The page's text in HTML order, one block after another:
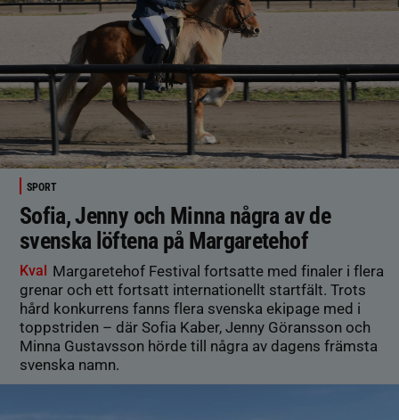
SPORT
Sofia, Jenny och Minna några av de
svenska löftena på Margaretehof
Kval Margaretehof Festival fortsatte med finaler i flera
grenar och ett fortsatt internationellt startfält. Trots
hård konkurrens fanns flera svenska ekipage med i
toppstriden – där Sofia Kaber, Jenny Göransson och
Minna Gustavsson hörde till några av dagens främsta
svenska namn.